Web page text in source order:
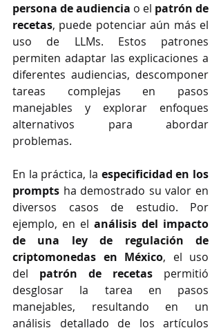
persona de audiencia o el patrón de
recetas, puede potenciar aún más el
uso de LLMs. Estos patrones
permiten adaptar las explicaciones a
diferentes audiencias, descomponer
tareas complejas en pasos
manejables y explorar enfoques
alternativos para abordar
problemas.
En la práctica, la especificidad en los
prompts ha demostrado su valor en
diversos casos de estudio. Por
ejemplo, en el análisis del impacto
de una ley de regulación de
criptomonedas en México, el uso
del patrón de recetas permitió
desglosar la tarea en pasos
manejables, resultando en un
análisis detallado de los artículos